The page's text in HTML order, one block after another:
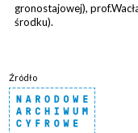
gronostajowej),
środku).
Źródło